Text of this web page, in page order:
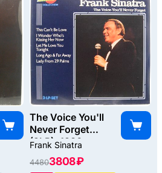
The Voice You'll
Never Forget
(2LP), 1980
Frank Sinatra
44803808 ₽